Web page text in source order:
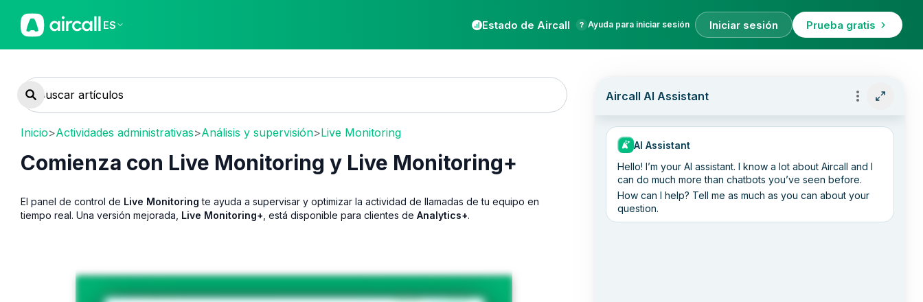
ES Estado de Aircall Ayuda para iniciar sesión Iniciar sesión Prueba gratis
Inicio>Actividades administrativas>Análisis y supervisión>Live Monitoring
Comienza con Live Monitoring y Live Monitoring+
El panel de control de Live Monitoring te ayuda a supervisar y optimizar la actividad de llamadas de tu equipo en
tiempo real. Una versión mejorada, Live Monitoring+ , está disponible para clientes de Analytics+.